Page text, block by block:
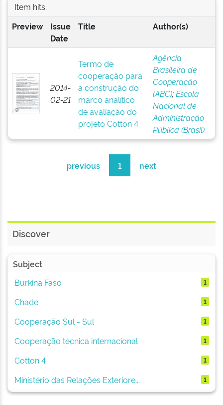
Item hits:
Preview
Issue
Date
Title Author(s)
2014-
02-21
Termo de
cooperação para
a construção do
marco analítico
de avaliação do
projeto Cotton 4
Agência
Brasileira de
Cooperação
(ABC);Escola
Nacional de
Administração
Pública (Brasil)
previous 1 next
Discover
Subject
Burkina Faso
1
Chade 1
Cooperação Sul - Sul 1
Cooperação técnica internacional 1
Cotton 4 1
Ministério das Relações Exteriore... 1